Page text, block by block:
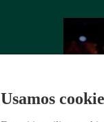
Usamos